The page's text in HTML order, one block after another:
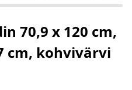
70,9 x 120 cm,
cm, kohvivärvi